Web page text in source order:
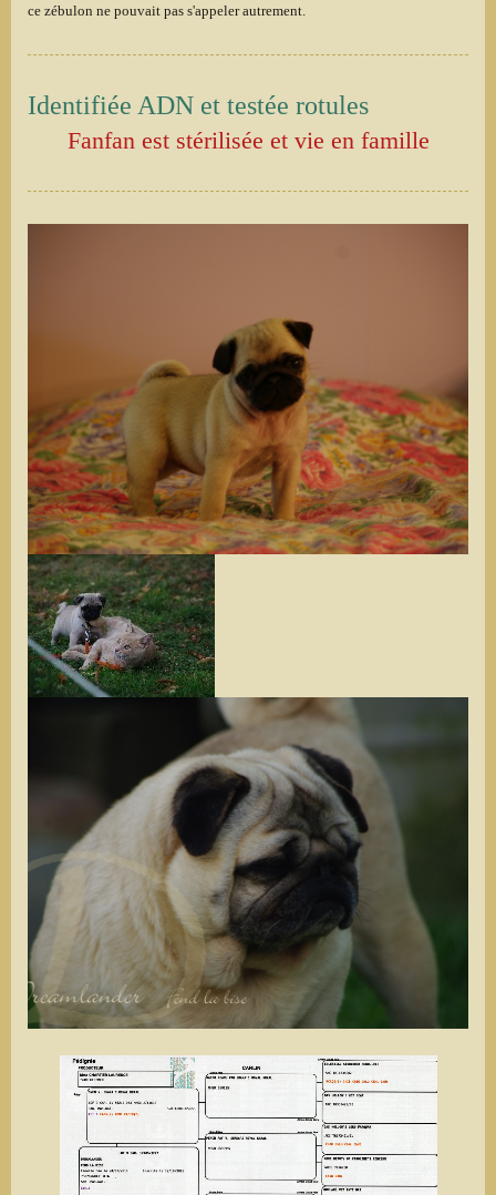
ce zébulon ne pouvait pas s'appeler autrement.
Identifiée ADN et testée rotules
Fanfan est stérilisée et vie en famille